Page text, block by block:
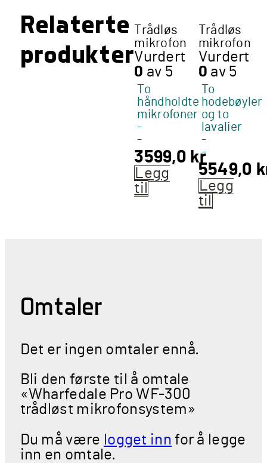
Relaterte
produkter
Trådløs
mikrofon
Vurdert
0 av 5
To
håndholdte
mikrofoner
-
-
3599,0 kr
Legg
til
Trådløs
mikrofon
Vurdert
0 av 5
To
hodebøyler
og to
lavalier
-
-
5549,0
Legg
til
Omtaler
Det er ingen omtaler ennå.
Bli den første til å omtale
«Wharfedale Pro WF-300
trådløst mikrofonsystem»
Du må være logget inn for å legge
inn en omtale.